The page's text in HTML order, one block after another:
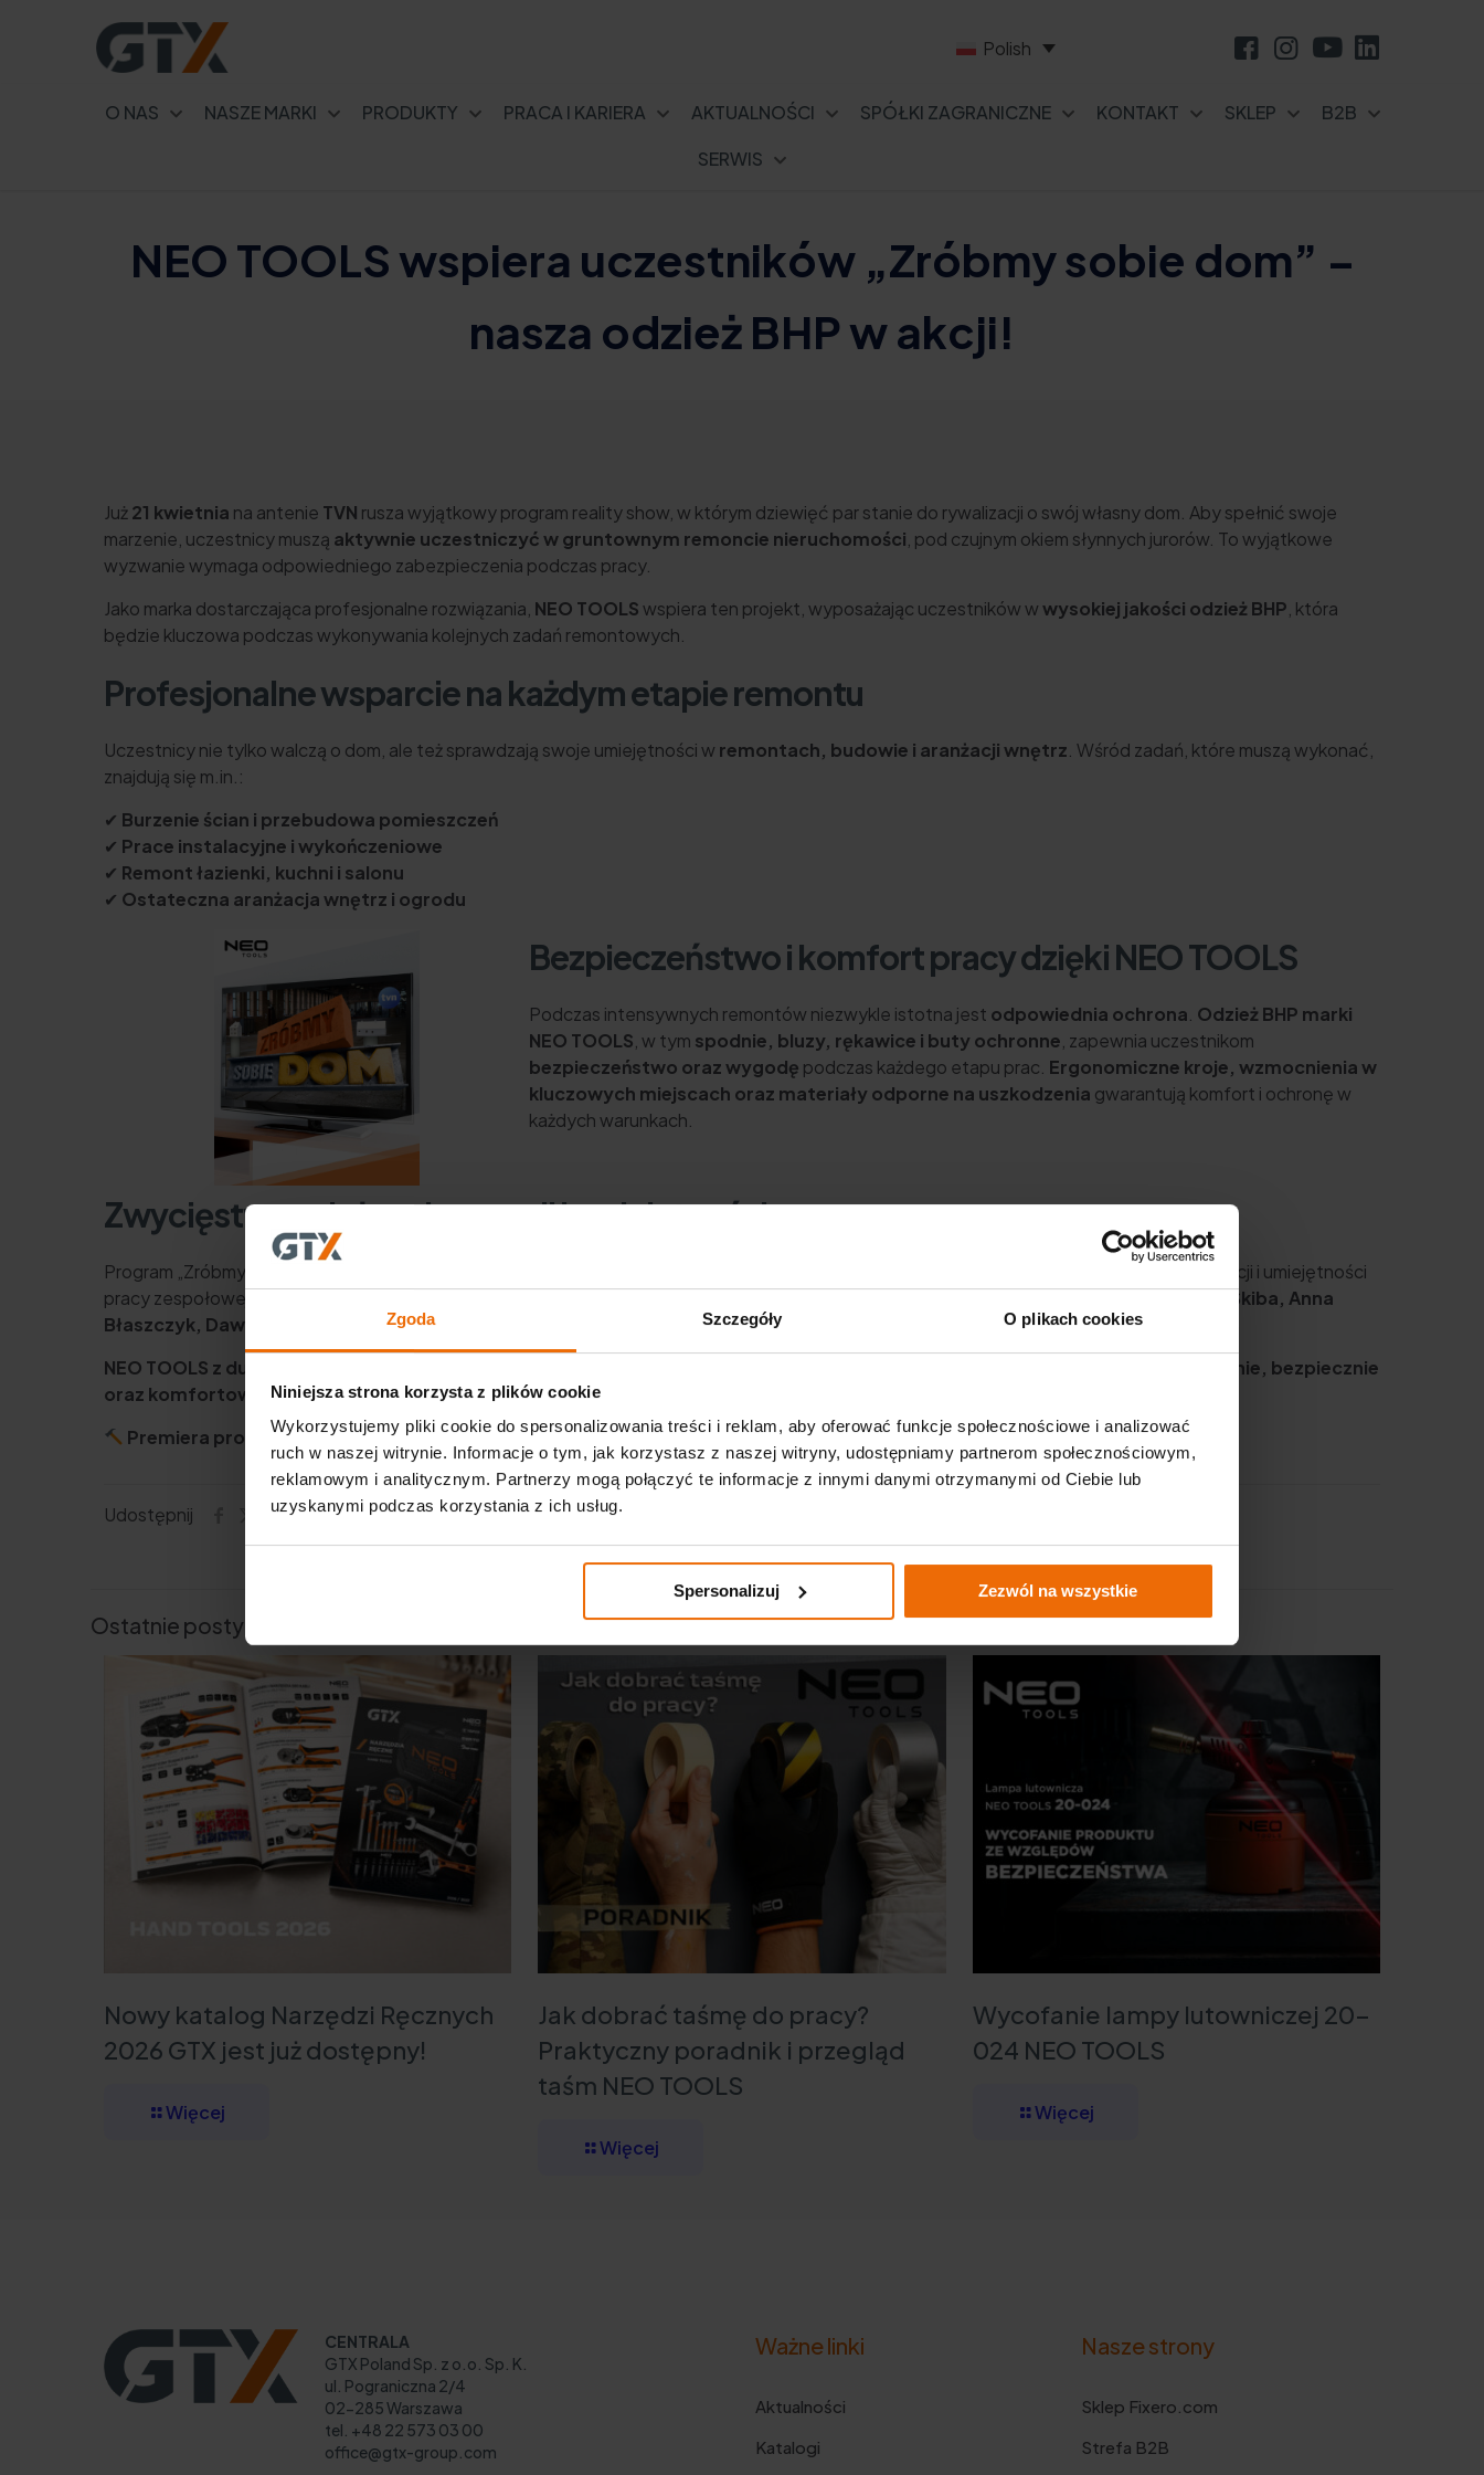
Zgoda Szczegóły O plikach cookies
Niniejsza strona korzysta z plików cookie
Wykorzystujemy pliki cookie do spersonalizowania treści i reklam, aby oferować funkcje społecznościowe i analizować
ruch w naszej witrynie. Informacje o tym, jak korzystasz z naszej witryny, udostępniamy partnerom społecznościowym,
reklamowym i analitycznym. Partnerzy mogą połączyć te informacje z innymi danymi otrzymanymi od Ciebie lub
uzyskanymi podczas korzystania z ich usług.
Spersonalizuj Zezwól na wszystkie
Polish
O NAS NASZE MARKI PRODUKTY PRACA I KARIERA AKTUALNOŚCI SPÓŁKI ZAGRANICZNE KONTAKT SKLEP
B2B
SERWIS
NEO TOOLS wspiera uczestników „Zróbmy sobie dom” –
nasza odzież BHP w akcji!
Już21 kwietnia na antenie TVN rusza wyjątkowy program reality show, w którym dziewięć par stanie do rywalizacji o swój własny dom. Aby spełnić swoje
marzenie, uczestnicy muszą aktywnie uczestniczyć w gruntownym remoncie nieruchomości , pod czujnym okiem słynnych jurorów. To wyjątkowe
wyzwanie wymaga odpowiedniego zabezpieczenia podczas pracy.
Jako marka dostarczająca profesjonalne rozwiązania, NEO TOOLSwspiera ten projekt, wyposażając uczestników wwysokiej jakości odzież BHP , która
będzie kluczowa podczas wykonywania kolejnych zadań remontowych.
Profesjonalne wsparcie na każdym etapie remontu
Uczestnicy nie tylko walczą o dom, ale też sprawdzają swoje umiejętności w remontach, budowie i aranżacji wnętrz . Wśród zadań, które muszą wykonać,
znajdują się m.in.:
✔ Burzenie ścian i przebudowa pomieszczeń
✔ Prace instalacyjne i wykończeniowe
✔ Remont łazienki, kuchni i salonu
✔ Ostateczna aranżacja wnętrz i ogrodu
Bezpieczeństwo i komfort pracy dzięki NEO TOOLS
Podczas intensywnych remontów niezwykle istotna jest odpowiednia ochrona Odzież BHP marki
NEO TOOLS , w tym spodnie, bluzy, rękawice i buty ochronne , zapewnia uczestnikom
bezpieczeństwo oraz wygodę podczas każdego etapu prac. Ergonomiczne kroje, wzmocnienia w
kluczowych miejscach oraz materiały odporne na uszkodzenia gwarantują komfort i ochronę w
każdych warunkach.
Zwycięstwo zależy od precyzji i umiejętności
Program „Zróbmy sobie dom” to nie tylko
, ale też sprawdzian kreatywności, organizacji i umiejętności
pracy zespołowej. Efekty starań uczestników będą oceniaćeksperci z branży nieruchomości, architektury i budownictwa (Wiesiek Skiba, Anna
Błaszczyk, Dawid Małycha)
, zwracając uwagę na jakość wykonania, estetykę oraz funkcjonalność wnętrz.
NEO TOOLS z dumą wspiera uczestników programu
sprawnie, bezpiecznie
oraz komfortowo
Premiera programu już 21 kwietnia o 19:45 na antenie kanału TVN!
Udostępnij
Ostatnie posty
Nowy katalog Narzędzi Ręcznych
2026 GTX jest już dostępny!
Więcej
Jak dobrać taśmę do pracy?
Praktyczny poradnik i przegląd
taśm NEO TOOLS
Więcej
Wycofanie lampy lutowniczej 20-
024 NEO TOOLS
Więcej
CENTRALA
GTX Poland Sp. z o.o. Sp. K.
ul. Pograniczna 2/4
02-285 Warszawa
tel. +48 22 573 03 00
office@gtx-group.com
Ważne linki
Aktualności
Katalogi
Nasze strony
Sklep Fixero.com
Strefa B2B